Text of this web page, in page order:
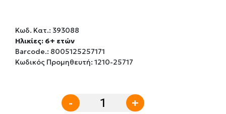
Κωδ. Κατ.: 393088
Ηλικίες: 6+ ετών
Barcode.: 8005125257171
Κωδικός Προμηθευτή: 1210-25717
- +